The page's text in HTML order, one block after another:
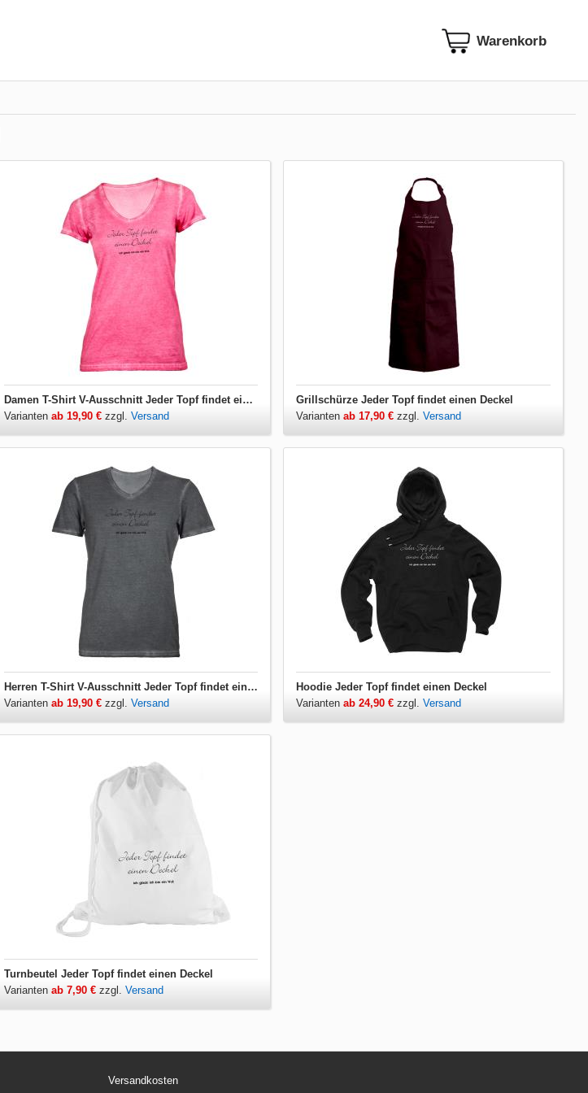
Damen T-Shirt V-Ausschnitt Jeder Topf findet einen Deckel
Varianten ab 19,90 €zzgl. Versand
Grillschürze Jeder Topf findet einen Deckel
Variantenab 17,90 € zzgl.Versand
Herren T-Shirt V-Ausschnitt Jeder Topf findet einen Deckel
Varianten ab 19,90 €zzgl. Versand
Hoodie Jeder Topf findet einen Deckel
Variantenab 24,90 € zzgl.Versand
Turnbeutel Jeder Topf findet einen Deckel
Varianten ab 7,90 €zzgl. Versand
Versandkosten